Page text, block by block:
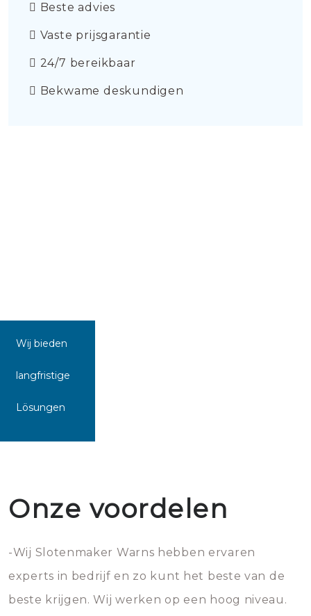
Beste advies
Vaste prijsgarantie
24/7 bereikbaar
Bekwame deskundigen
Wij bieden
langfristige
Lösungen
Onze voordelen
-Wij Slotenmaker Warns hebben ervaren
experts in bedrijf en zo kunt het beste van de
beste krijgen. Wij werken op een hoog niveau.